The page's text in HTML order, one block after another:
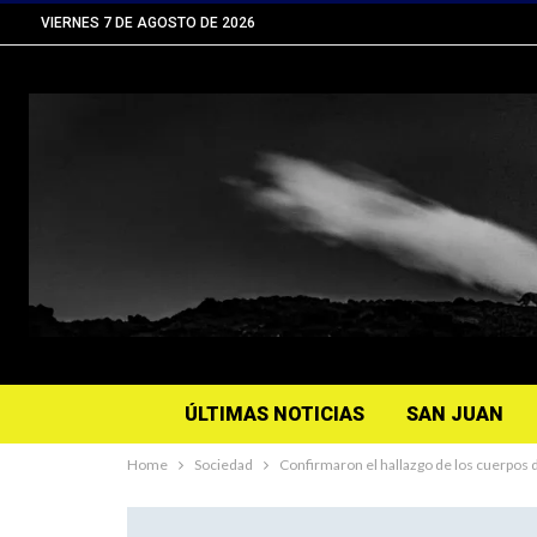
VIERNES 7 DE AGOSTO DE 2026
ÚLTIMAS NOTICIAS SAN JUAN
Home Sociedad Confirmaron el hallazgo de los cuerpos